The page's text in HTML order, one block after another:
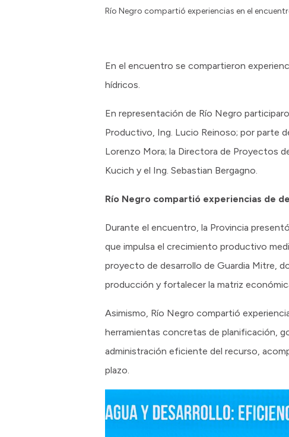
Río Negro compartió experiencias en el
En el encuentro se compartieron
hídricos.
En representación de Río Negro
Productivo, Ing. Lucio Reinoso; por parte
Lorenzo Mora; la Directora de Proyectos
Kucich y el Ing. Sebastian Bergagno.
Río Negro compartió experiencias de
Durante el encuentro, la Provincia
que impulsa el crecimiento productivo
proyecto de desarrollo de Guardia Mitre,
producción y fortalecer la matriz
Asimismo, Río Negro compartió
herramientas concretas de planificación,
administración eficiente del recurso,
plazo.